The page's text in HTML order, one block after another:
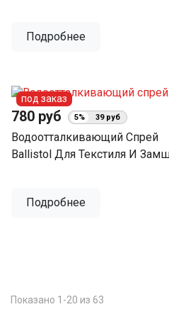
Подробнее
780 руб 5% 39 руб
Водоотталкивающий Спрей
Ballistol Для Текстиля И
Подробнее
под заказ
Показано 1-20 из 63